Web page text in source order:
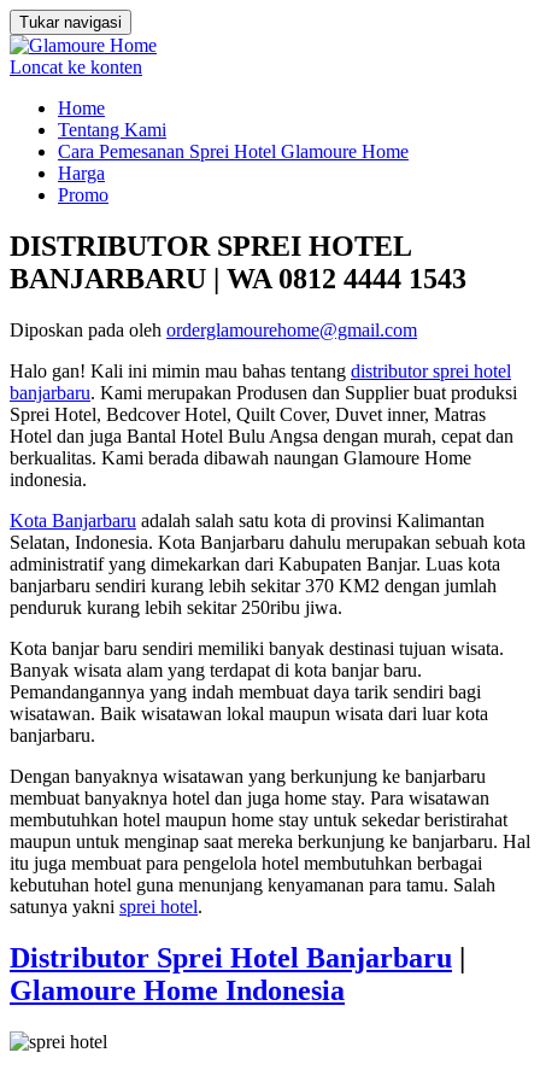
Tukar navigasi
Loncat ke konten
Home
Tentang Kami
Cara Pemesanan Sprei Hotel Glamoure Home
Harga
Promo
DISTRIBUTOR SPREI HOTEL
BANJARBARU | WA 0812 4444 1543
Diposkan pada oleh orderglamourehome@gmail.com
Halo gan! Kali ini mimin mau bahas tentang distributor sprei hotel
banjarbaru. Kami merupakan Produsen dan Supplier buat produksi
Sprei Hotel, Bedcover Hotel, Quilt Cover, Duvet inner, Matras
Hotel dan juga Bantal Hotel Bulu Angsa dengan murah, cepat dan
berkualitas. Kami berada dibawah naungan Glamoure Home
indonesia.
Kota Banjarbaru adalah salah satu kota di provinsi Kalimantan
Selatan, Indonesia. Kota Banjarbaru dahulu merupakan sebuah kota
administratif yang dimekarkan dari Kabupaten Banjar. Luas kota
banjarbaru sendiri kurang lebih sekitar 370 KM2 dengan jumlah
penduruk kurang lebih sekitar 250ribu jiwa.
Kota banjar baru sendiri memiliki banyak destinasi tujuan wisata.
Banyak wisata alam yang terdapat di kota banjar baru.
Pemandangannya yang indah membuat daya tarik sendiri bagi
wisatawan. Baik wisatawan lokal maupun wisata dari luar kota
banjarbaru.
Dengan banyaknya wisatawan yang berkunjung ke banjarbaru
membuat banyaknya hotel dan juga home stay. Para wisatawan
membutuhkan hotel maupun home stay untuk sekedar beristirahat
maupun untuk menginap saat mereka berkunjung ke banjarbaru. Hal
itu juga membuat para pengelola hotel membutuhkan berbagai
kebutuhan hotel guna menunjang kenyamanan para tamu. Salah
satunya yakni sprei hotel.
Distributor Sprei Hotel Banjarbaru |
Glamoure Home Indonesia